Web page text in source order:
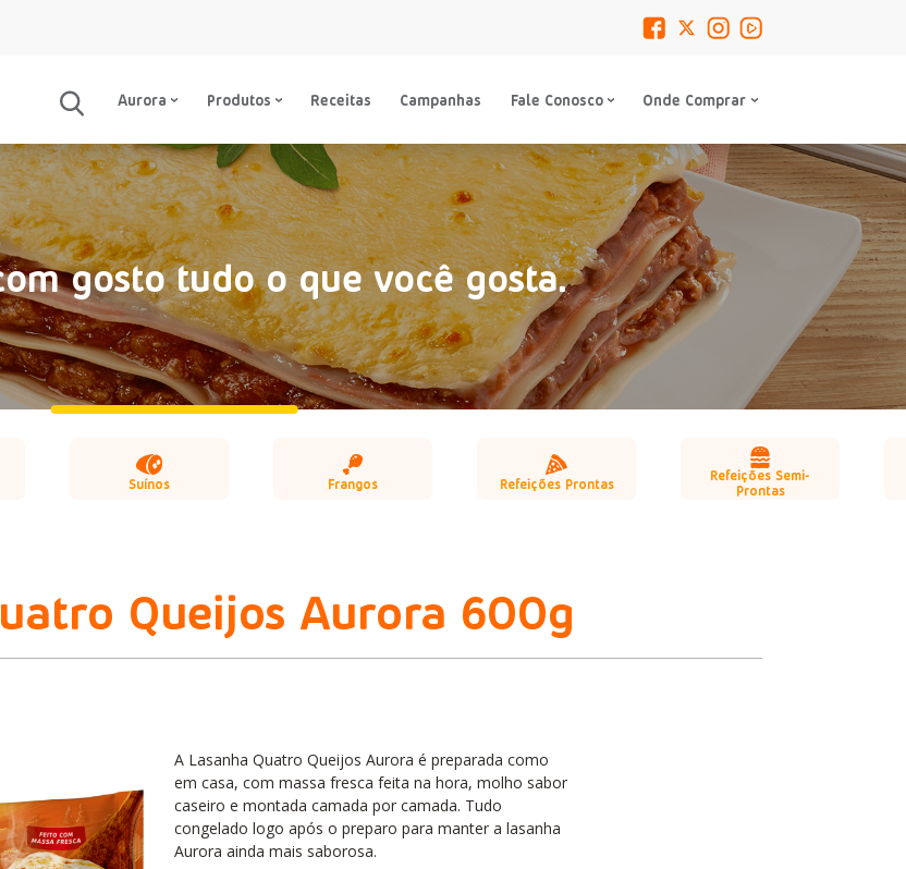
Aurora Produtos Receitas Campanhas Fale Conosco Onde Comprar
gosto tudo o que você gosta.
Suínos Frangos Refeições Prontas
Refeições Semi-
Prontas
Queijos Aurora 600g
A Lasanha Quatro Queijos Aurora é preparada como
em casa, com massa fresca feita na hora, molho sabor
caseiro e montada camada por camada. Tudo
congelado logo após o preparo para manter a lasanha
Aurora ainda mais saborosa.